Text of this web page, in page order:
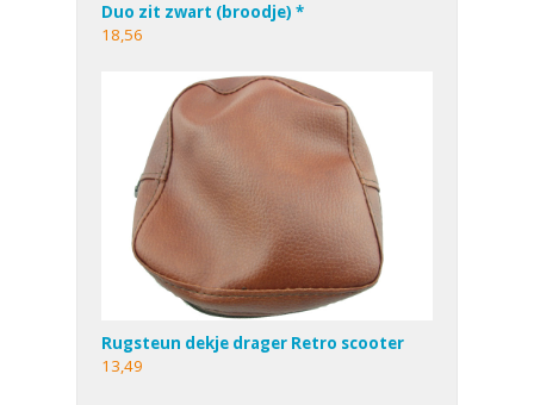
Duo zit zwart (broodje) *
18,56
Rugsteun dekje drager Retro scooter
13,49